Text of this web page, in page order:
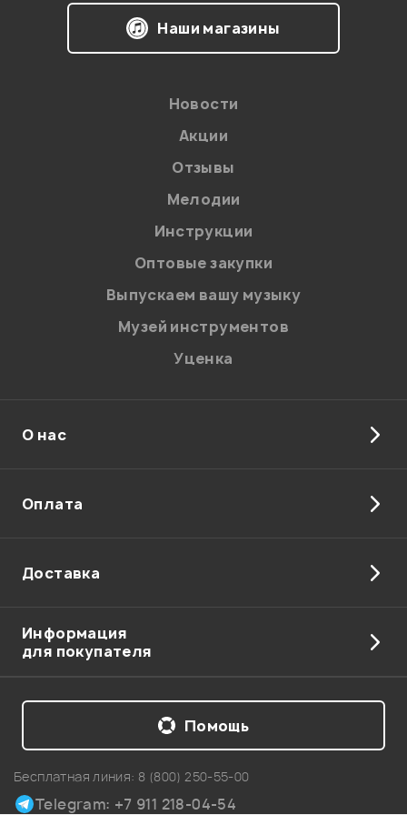
на обработку персональных данных в
Политикой в отношении обработки
персональных данных.
Введите проверочное число:
Отправить
Наши магазины
Новости
Акции
Отзывы
Мелодии
Инструкции
Оптовые закупки
Выпускаем вашу музыку
Музей инструментов
Уценка
О нас
Оплата
Доставка
Информация
для покупателя
Бесплатная линия: 8 (800) 250-55-00
Telegram: +7 911 218-04-54
Помощь